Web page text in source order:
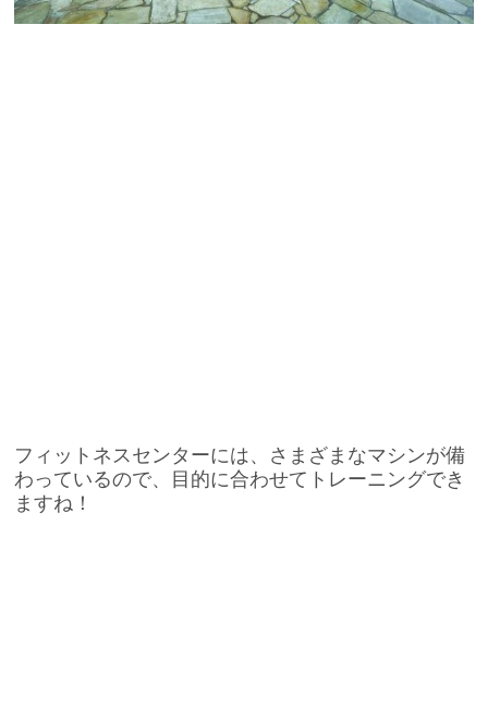
フィットネスセンターには、さまざまなマシンが備
わっているので、目的に合わせてトレーニングでき
ますね！